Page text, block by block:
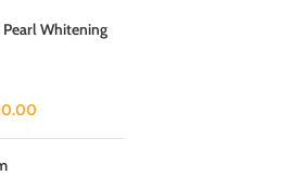
Whitening